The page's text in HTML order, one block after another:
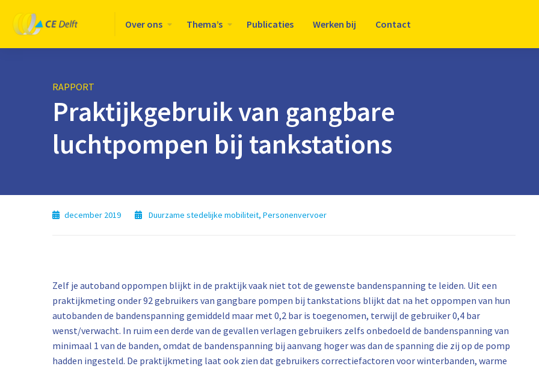
Logo
CE
Delft
Over ons Thema’s Publicaties Werken bij Contact
RAPPORT
Praktijkgebruik van gangbare
luchtpompen bij tankstations
december 2019 Duurzame stedelijke mobiliteit, Personenvervoer
Zelf je autoband oppompen blijkt in de praktijk vaak niet tot de gewenste bandenspanning te leiden. Uit een
praktijkmeting onder 92 gebruikers van gangbare pompen bij tankstations blijkt dat na het oppompen van hun
autobanden de bandenspanning gemiddeld maar met 0,2 bar is toegenomen, terwijl de gebruiker 0,4 bar
wenst/verwacht. In ruim een derde van de gevallen verlagen gebruikers zelfs onbedoeld de bandenspanning van
minimaal 1 van de banden, omdat de bandenspanning bij aanvang hoger was dan de spanning die zij op de pomp
hadden ingesteld. De praktijkmeting laat ook zien dat gebruikers correctiefactoren voor winterbanden, warme